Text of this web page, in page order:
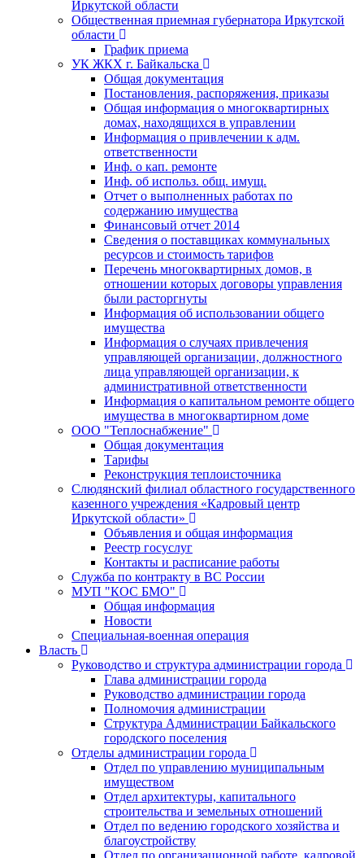
Иркутской области
Общественная приемная губернатора Иркутской
области
График приема
УК ЖКХ г. Байкальска
Общая документация
Постановления, распоряжения, приказы
Общая информация о многоквартирных
домах, находящихся в управлении
Информация о привлечении к адм.
ответственности
Инф. о кап. ремонте
Инф. об использ. общ. имущ.
Отчет о выполненных работах по
содержанию имущества
Финансовый отчет 2014
Сведения о поставщиках коммунальных
ресурсов и стоимость тарифов
Перечень многоквартирных домов, в
отношении которых договоры управления
были расторгнуты
Информация об использовании общего
имущества
Информация о случаях привлечения
управляющей организации, должностного
лица управляющей организации, к
административной ответственности
Информация о капитальном ремонте общего
имущества в многоквартирном доме
ООО "Теплоснабжение"
Общая документация
Тарифы
Реконструкция теплоисточника
Слюдянский филиал областного государственного
казенного учреждения «Кадровый центр
Иркутской области»
Объявления и общая информация
Реестр госуслуг
Контакты и расписание работы
Служба по контракту в ВС России
МУП "КОС БМО"
Общая информация
Новости
Специальная-военная операция
Власть
Руководство и структура администрации города
Глава администрации города
Руководство администрации города
Полномочия администрации
Структура Администрации Байкальского
городского поселения
Отделы администрации города
Отдел по управлению муниципальным
имуществом
Отдел архитектуры, капитального
строительства и земельных отношений
Отдел по ведению городского хозяйства и
благоустройству
Отдел по организационной работе, кадровой